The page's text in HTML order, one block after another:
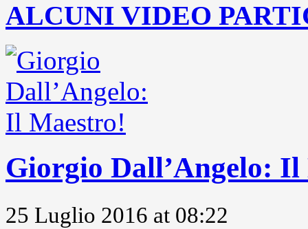
ALCUNI VIDEO
Giorgio Dall’Angelo:
25 Luglio 2016 at 08:22